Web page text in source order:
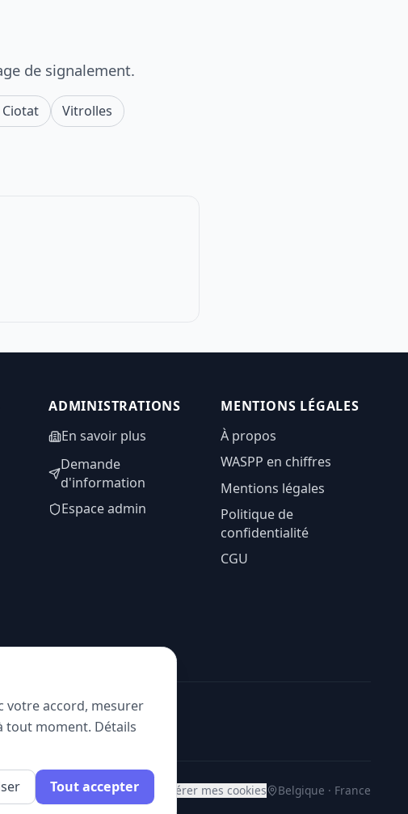
de signalement.
Ciotat
Vitrolles
ADMINISTRATIONS
En savoir plus
Demande
d'information
Espace admin
MENTIONS LÉGALES
À propos
WASPP en chiffres
Mentions légales
Politique de
confidentialité
CGU
Gérer mes cookies Belgique · France
votre accord, mesurer
tout moment. Détails
Tout accepter